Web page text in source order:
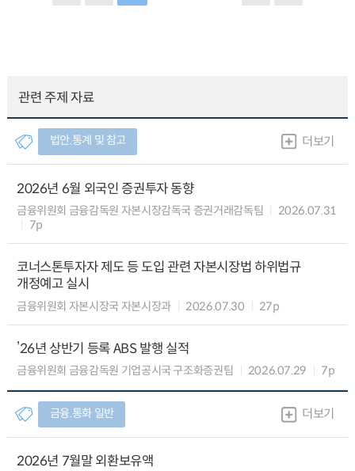
관련 주제 자료
법안.통계 및 참고 더보기
2026년 6월 외국인 증권투자 동향
금융위원회 금융감독원 자본시장감독국 증권거래감독팀
2026.07.31
7p
코너스톤투자자 제도 등 도입 관련 자본시장법 하위법규
개정예고 실시
금융위원회 자본시장국 자본시장과 2026.07.30 27p
’26년 상반기 등록 ABS 발행 실적
금융위원회 금융감독원 기업공시국 구조화증권팀 2026.07.29 7p
금융.통화 일반 더보기
2026년 7월말 외환보유액